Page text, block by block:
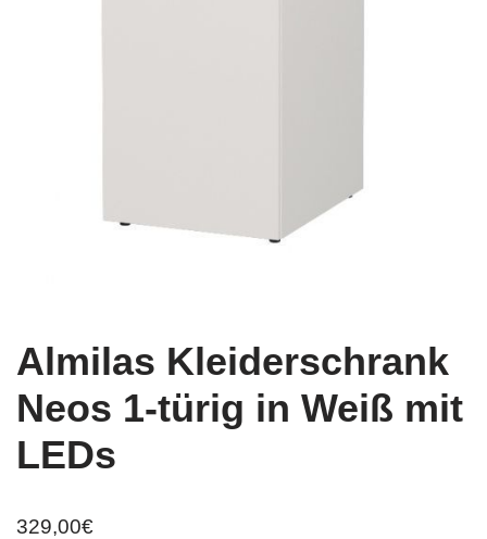
Almilas Kleiderschrank
Neos 1-türig in Weiß mit
LEDs
329,00€